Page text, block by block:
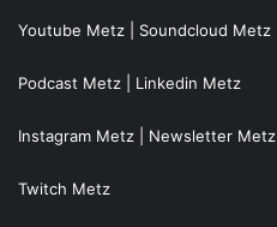
Youtube Metz Soundcloud Metz
Podcast Metz Linkedin Metz
Instagram Metz Newsletter Metz
Twitch Metz